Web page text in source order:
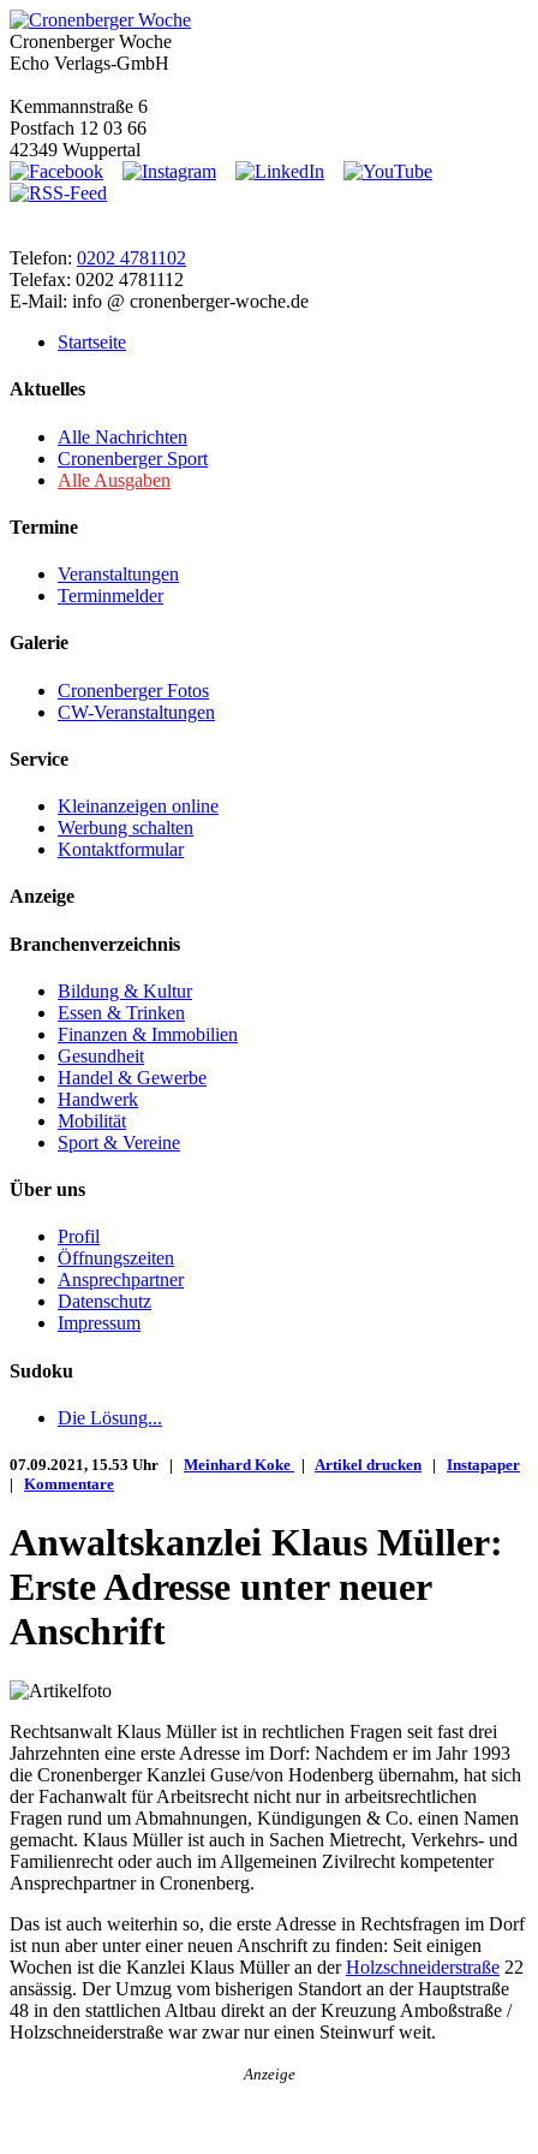
Cronenberger Woche
Echo Verlags-GmbH
Kemmannstraße 6
Postfach 12 03 66
42349 Wuppertal
Telefon: 0202 4781102
Telefax: 0202 4781112
E-Mail: info @ cronenberger-woche.de
Startseite
Aktuelles
Alle Nachrichten
Cronenberger Sport
Alle Ausgaben
Termine
Veranstaltungen
Terminmelder
Galerie
Cronenberger Fotos
CW-Veranstaltungen
Service
Kleinanzeigen online
Werbung schalten
Kontaktformular
Anzeige
Branchenverzeichnis
Bildung & Kultur
Essen & Trinken
Finanzen & Immobilien
Gesundheit
Handel & Gewerbe
Handwerk
Mobilität
Sport & Vereine
Über uns
Profil
Öffnungszeiten
Ansprechpartner
Datenschutz
Impressum
Sudoku
Die Lösung...
07.09.2021, 15.53 Uhr | Meinhard Koke | Artikel drucken | Instapaper
| Kommentare
Anwaltskanzlei Klaus Müller:
Erste Adresse unter neuer
Anschrift
Rechtsanwalt Klaus Müller ist in rechtlichen Fragen seit fast drei
Jahrzehnten eine erste Adresse im Dorf: Nachdem er im Jahr 1993
die Cronenberger Kanzlei Guse/von Hodenberg übernahm, hat sich
der Fachanwalt für Arbeitsrecht nicht nur in arbeitsrechtlichen
Fragen rund um Abmahnungen, Kündigungen & Co. einen Namen
gemacht. Klaus Müller ist auch in Sachen Mietrecht, Verkehrs- und
Familienrecht oder auch im Allgemeinen Zivilrecht kompetenter
Ansprechpartner in Cronenberg.
Das ist auch weiterhin so, die erste Adresse in Rechtsfragen im Dorf
ist nun aber unter einer neuen Anschrift zu finden: Seit einigen
Wochen ist die Kanzlei Klaus Müller an derHolzschneiderstraße 22
ansässig. Der Umzug vom bisherigen Standort an der Hauptstraße
48 in den stattlichen Altbau direkt an der Kreuzung Amboßstraße /
Holzschneiderstraße war zwar nur einen Steinwurf weit.
Anzeige